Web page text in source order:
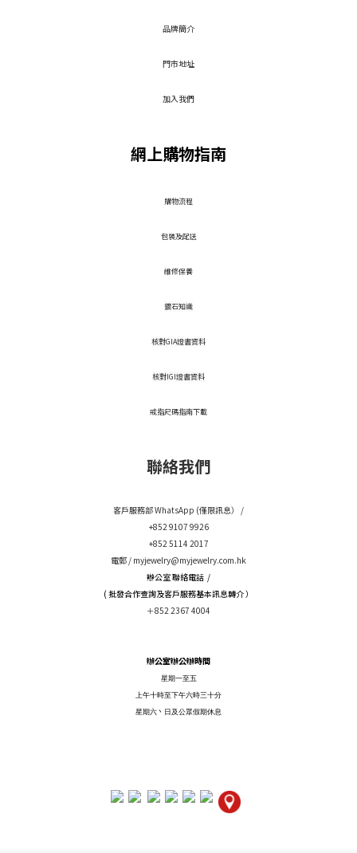
品牌簡介
門市地址
加入我們
網上購物指南
​購物流程
包裝及配送
維修保養
鑽石知識
核對GIA證書資料
核對IGI證書資料
戒指尺碼指南下載
聯絡我們
客戶服務部 WhatsApp (僅限訊息） /
+852 9107 9926
+852 5114 2017
電郵 / myjewelry@myjewelry.com.hk
辦公室 聯絡電話 /
( 批發合作查詢及客戶服務基本訊息轉介 ）
＋852 2367 4004
辦公室辦公辦時間
星期一至五
上午十時至下午六時三十分
星期六丶日及公眾假期休息